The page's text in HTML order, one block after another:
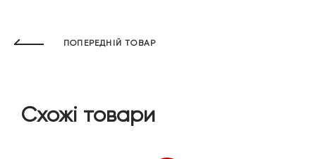
ПОПЕРЕДНІЙ ТОВАР
Схожі товари